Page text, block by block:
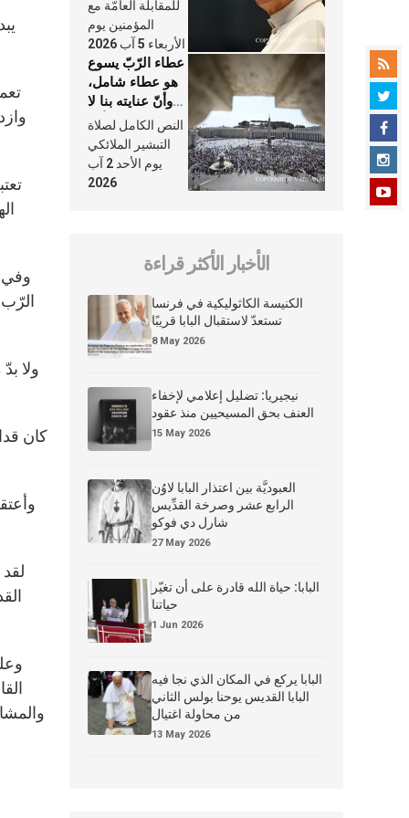
وفي
الرّب
ولا
كان
الكنيسة
للمقابلة العامّة مع
المؤمنين يوم
الأربعاء 5 آب 2026
عطاء الرّبّ يسوع
هو عطاء شامل،
وأنّ عنايته بنا لا
تغيب عنّا أبدًا
النص الكامل لصلاة
التبشير الملائكي
يوم الأحد 2 آب
2026
الأخبار الأكثر قراءة
الكنيسة الكاثوليكية في فرنسا
تستعدّ لاستقبال البابا قريبًا
8 May 2026
نيجيريا: تضليل إعلامي لإخفاء
العنف بحق المسيحيين منذ عقود
15 May 2026
العبوديَّة بين اعتذار البابا لاوُن
الرابع عشر وصرخة القدِّيس
شارل دي فوكو
27 May 2026
البابا: حياة الله قادرة على أن تغيّر
حياتنا
1 Jun 2026
البابا يركع في المكان الذي نجا فيه
البابا القديس يوحنا بولس الثاني
من محاولة اغتيال
13 May 2026